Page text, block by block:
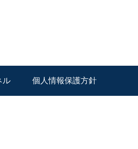
ル 個人情報保護方針